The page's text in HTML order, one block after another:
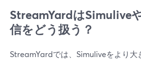
StreamYardはSimulive
信をどう扱う？
StreamYardでは、Simuliveをより大